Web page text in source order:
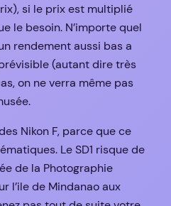
si le prix est multiplié
le besoin. N’importe quel
rendement aussi bas a
(autant dire très
on ne verra même pas
Nikon F, parce que ce
Le SD1 risque de
de la Photographie
l’ile de Mindanao aux